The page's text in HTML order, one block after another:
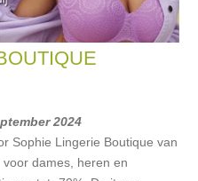
2024
Sophie Lingerie Boutique van
dames, heren en